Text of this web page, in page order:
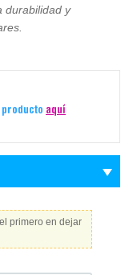
durabilidad y
producto aquí
primero en dejar